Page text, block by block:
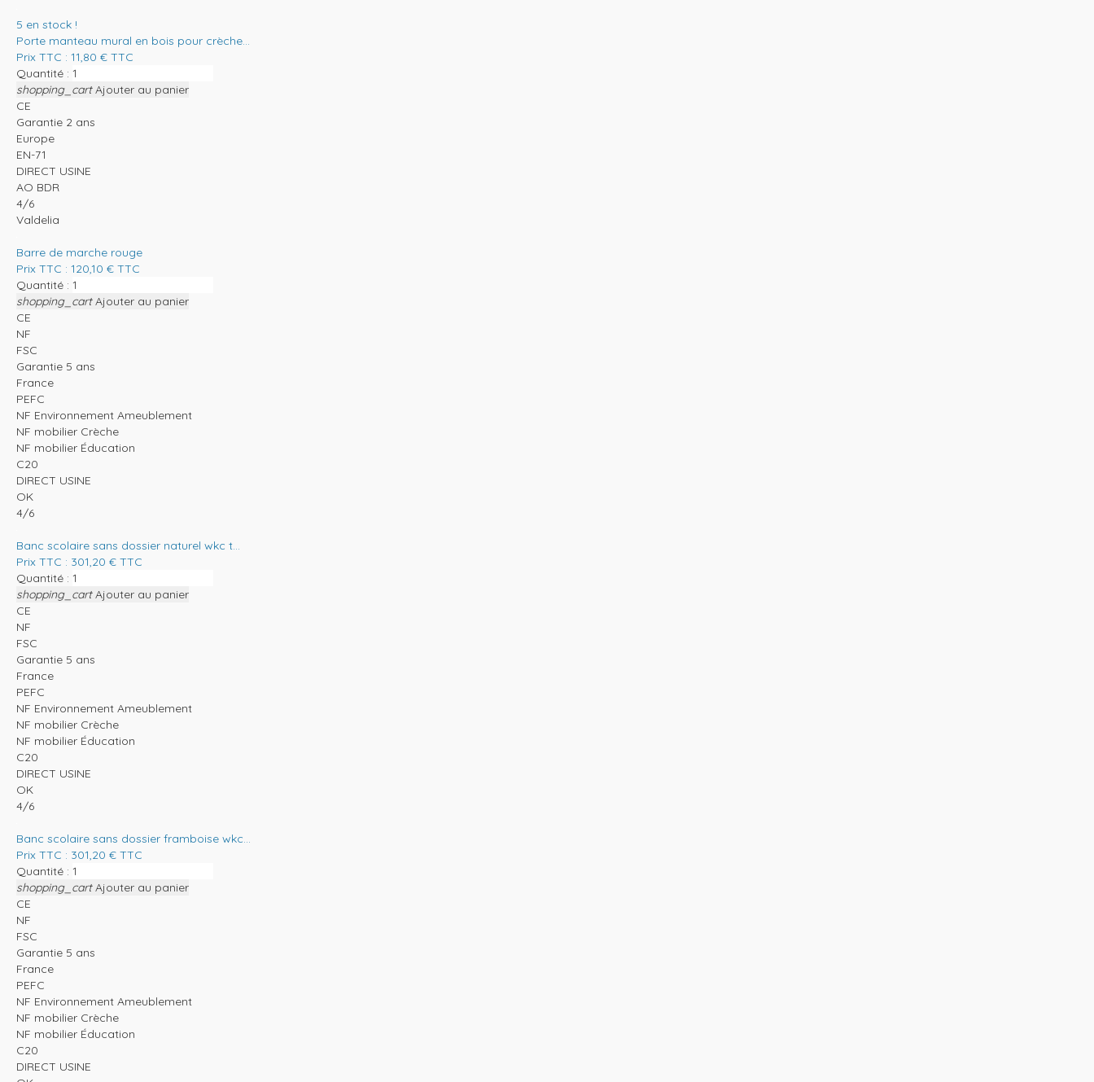
5 en stock !
Porte manteau mural en bois pour crèche...
Prix TTC : 11,80 € TTC
Quantité :
shopping_cart Ajouter au panier
CE
Garantie 2 ans
Europe
EN-71
DIRECT USINE
AO BDR
4/6
Valdelia
Barre de marche rouge
Prix TTC : 120,10 € TTC
Quantité :
shopping_cart Ajouter au panier
CE
NF
FSC
Garantie 5 ans
France
PEFC
NF Environnement Ameublement
NF mobilier Crèche
NF mobilier Éducation
C20
DIRECT USINE
OK
4/6
Banc scolaire sans dossier naturel wkc t...
Prix TTC : 301,20 € TTC
Quantité :
shopping_cart Ajouter au panier
CE
NF
FSC
Garantie 5 ans
France
PEFC
NF Environnement Ameublement
NF mobilier Crèche
NF mobilier Éducation
C20
DIRECT USINE
OK
4/6
Banc scolaire sans dossier framboise wkc...
Prix TTC : 301,20 € TTC
Quantité :
shopping_cart Ajouter au panier
CE
NF
FSC
Garantie 5 ans
France
PEFC
NF Environnement Ameublement
NF mobilier Crèche
NF mobilier Éducation
C20
DIRECT USINE